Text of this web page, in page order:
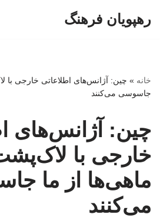
رهپویان فرهنگ
خانه » چین: آژانس‌های اطلاعاتی خارجی با
جاسوسی می‌کنند
چین: آژانس‌های
خارجی با
ماهی‌ها از ما
می‌کنند